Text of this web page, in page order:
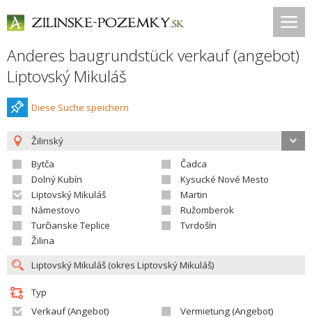
Anderes baugrundstück verkauf (angebot)
Liptovský Mikuláš
Diese Suche speichern
Žilinský
Bytča
Čadca
Dolný Kubín
Kysucké Nové Mesto
Liptovský Mikuláš
Martin
Námestovo
Ružomberok
Turčianske Teplice
Tvrdošín
Žilina
Typ
Verkauf (Angebot)
Vermietung (Angebot)